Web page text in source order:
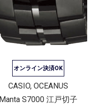
オンライン決済OK
CASIO, OCEANUS
Manta S7000 江戸切子